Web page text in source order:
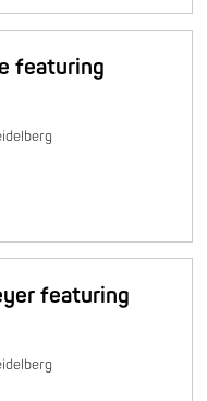
featuring
featuring